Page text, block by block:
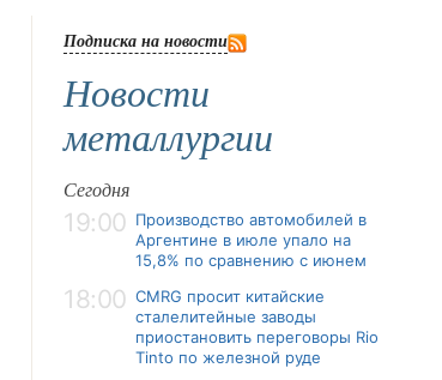
Подписка на новости
Новости
металлургии
Сегодня
19:00 Производство автомобилей в
Аргентине в июле упало на
15,8% по сравнению с июнем
18:00 CMRG просит китайские
сталелитейные заводы
приостановить переговоры Rio
Tinto по железной руде